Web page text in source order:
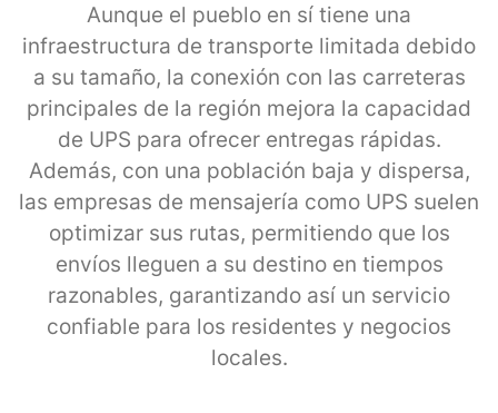
Aunque el pueblo en sí tiene una
infraestructura de transporte limitada debido
a su tamaño, la conexión con las carreteras
principales de la región mejora la capacidad
de UPS para ofrecer entregas rápidas.
Además, con una población baja y dispersa,
las empresas de mensajería como UPS suelen
optimizar sus rutas, permitiendo que los
envíos lleguen a su destino en tiempos
razonables, garantizando así un servicio
confiable para los residentes y negocios
locales.